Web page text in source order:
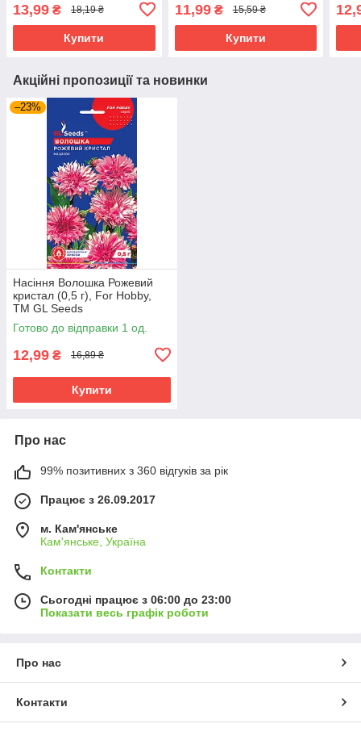
13,99 ₴ 18,19 ₴
Купити
11,99₴ 15,59 ₴
Купити
Акційні пропозиції та новинки
–23%
Насіння Волошка Рожевий
кристал (0,5 г), For Hobby,
TM GL Seeds
Готово до відправки 1 од.
12,99 ₴ 16,89 ₴
Купити
Про нас
99% позитивних з 360 відгуків за рік
Працює з 26.09.2017
м. Кам'янське
Кам'янське, Україна
Контакти
Сьогодні працює з 06:00 до 23:00
Показати весь графік роботи
Про нас
Контакти